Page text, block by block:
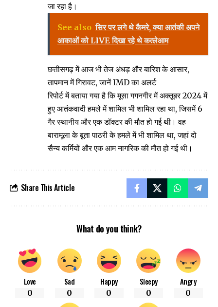
जा रहा है।
See also सिर पर लगे थे कैमरे, क्या आतंकी अपने
आकाओं को LIVE दिखा रहे थे कत्लेआम
छत्तीसगढ़ में आज भी तेज अंधड़ और बारिश के आसार,
तापमान में गिरावट, जानें IMD का अलर्ट
रिपोर्ट में बताया गया है कि मूसा गगनगीर में अक्तूबर 2024 में
हुए आतंकवादी हमले में शामिल भी शामिल रहा था, जिसमें 6
गैर स्थानीय और एक डॉक्टर की मौत हो गई थी। वह
बारामूला के बूता पाठरी के हमले में भी शामिल था, जहां दो
सैन्य कर्मियों और एक आम नागरिक की मौत हो गई थी।
Share This Article
What do you think?
Love
0
Sad
0
Happy
0
Sleepy
0
Angry
0